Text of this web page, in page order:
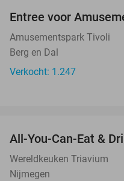
Entree voor
Amusementspark Tivoli
Berg en Dal
Verkocht: 1.247
All-You-Can-Eat &
Wereldkeuken Triavium
Nijmegen